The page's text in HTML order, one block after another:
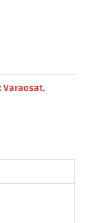
Varaosat,